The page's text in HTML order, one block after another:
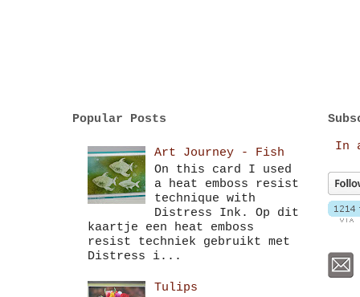
Popular Posts
Art Journey - Fish
On this card I used
a heat emboss resist
technique with
Distress Ink. Op dit
kaartje een heat emboss
resist techniek gebruikt met
Distress i...
Tulips
In